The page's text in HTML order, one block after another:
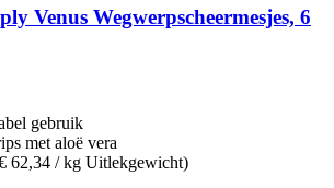
Venus Wegwerpscheermesjes, 6
gebruik
met aloë vera
62,34 / kg Uitlekgewicht)